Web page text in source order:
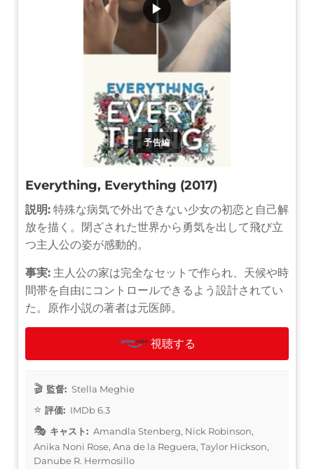
予告編
▶
Everything, Everything (2017)
説明: 特殊な病気で外出できない少女の初恋と自己解
放を描く。閉ざされた世界から勇気を出して飛び立
つ主人公の姿が感動的。
事実: 主人公の家は完全なセットで作られ、天候や時
間帯を自由にコントロールできるよう設計されてい
た。原作小説の著者は元医師。
視聴する
監督: Stella Meghie
評価: IMDb 6.3
キャスト: Amandla Stenberg, Nick Robinson,
Anika Noni Rose, Ana de la Reguera, Taylor Hickson,
Danube R. Hermosillo